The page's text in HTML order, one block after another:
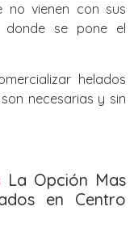
no vienen con sus
donde se pone el
helados
necesarias y sin
La Opción Mas
en Centro